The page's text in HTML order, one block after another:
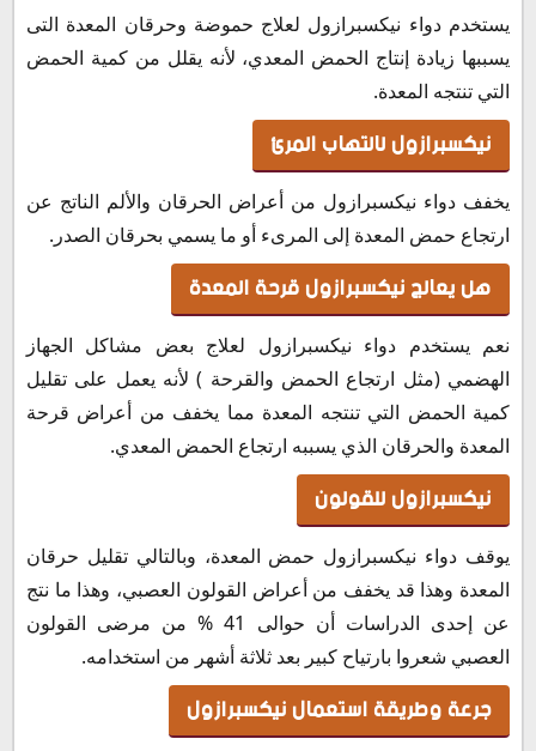
يستخدم دواء نيكسبرازول لعلاج حموضة وحرقان المعدة التى
يسببها زيادة إنتاج الحمض المعدي، لأنه يقلل من كمية الحمض
التي تنتجه المعدة.
نيكسبرازول لالتهاب المرئ
يخفف دواء نيكسبرازول من أعراض الحرقان والألم الناتج عن
ارتجاع حمض المعدة إلى المرىء أو ما يسمي بحرقان الصدر.
هل يعالج نيكسبرازول قرحة المعدة
نعم يستخدم دواء نيكسبرازول لعلاج بعض مشاكل الجهاز
الهضمي (مثل ارتجاع الحمض والقرحة ) لأنه يعمل على تقليل
كمية الحمض التي تنتجه المعدة مما يخفف من أعراض قرحة
المعدة والحرقان الذي يسببه ارتجاع الحمض المعدي.
نيكسبرازول للقولون
يوقف دواء نيكسبرازول حمض المعدة، وبالتالي تقليل حرقان
المعدة وهذا قد يخفف من أعراض القولون العصبي، وهذا ما نتج
عن إحدى الدراسات أن حوالى 41 % من مرضى القولون
العصبي شعروا بارتياح كبير بعد ثلاثة أشهر من استخدامه.
جرعة وطريقة استعمال نيكسبرازول